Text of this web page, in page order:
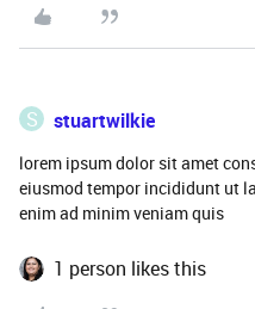
S stuartwilkie
lorem ipsum dolor sit amet
eiusmod tempor incididunt ut
enim ad minim veniam quis
1 person likes this